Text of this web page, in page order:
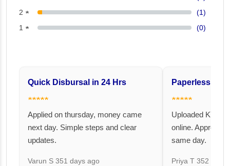
2 ★
(1)
1 ★
(0)
Quick Disbursal in 24 Hrs
★★★★★
Applied on thursday, money came
next day. Simple steps and clear
updates.
Varun S 351 days ago
Paperless and
★★★★★
Uploaded KYC
online. Approval
same day.
Priya T 352 days